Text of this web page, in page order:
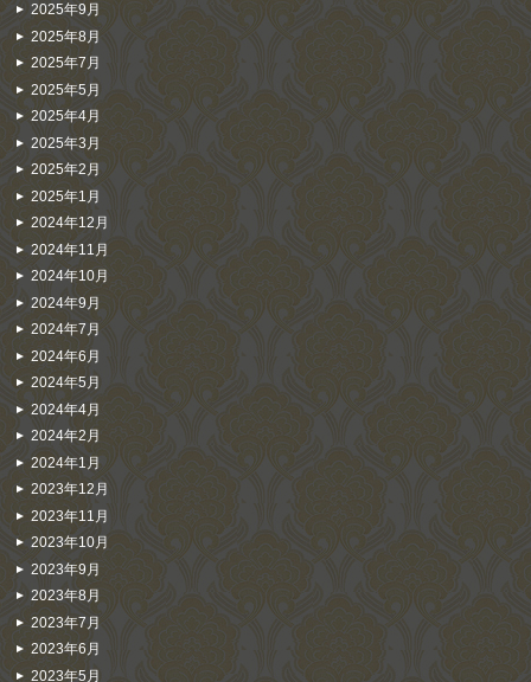
2025年9月
2025年8月
2025年7月
2025年5月
2025年4月
2025年3月
2025年2月
2025年1月
2024年12月
2024年11月
2024年10月
2024年9月
2024年7月
2024年6月
2024年5月
2024年4月
2024年2月
2024年1月
2023年12月
2023年11月
2023年10月
2023年9月
2023年8月
2023年7月
2023年6月
2023年5月